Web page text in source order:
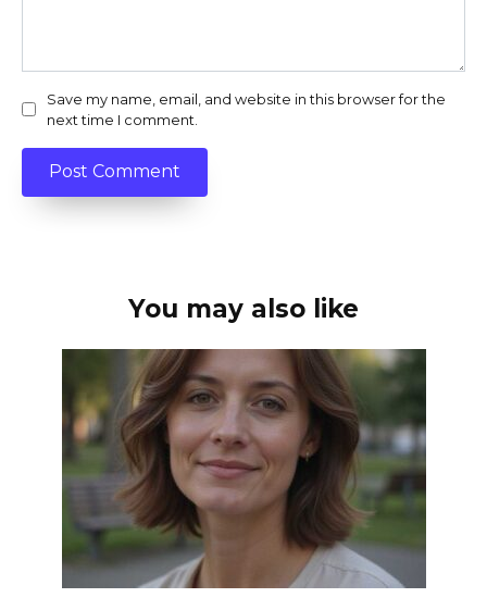
Save my name, email, and website in this browser for the
next time I comment.
You may also like